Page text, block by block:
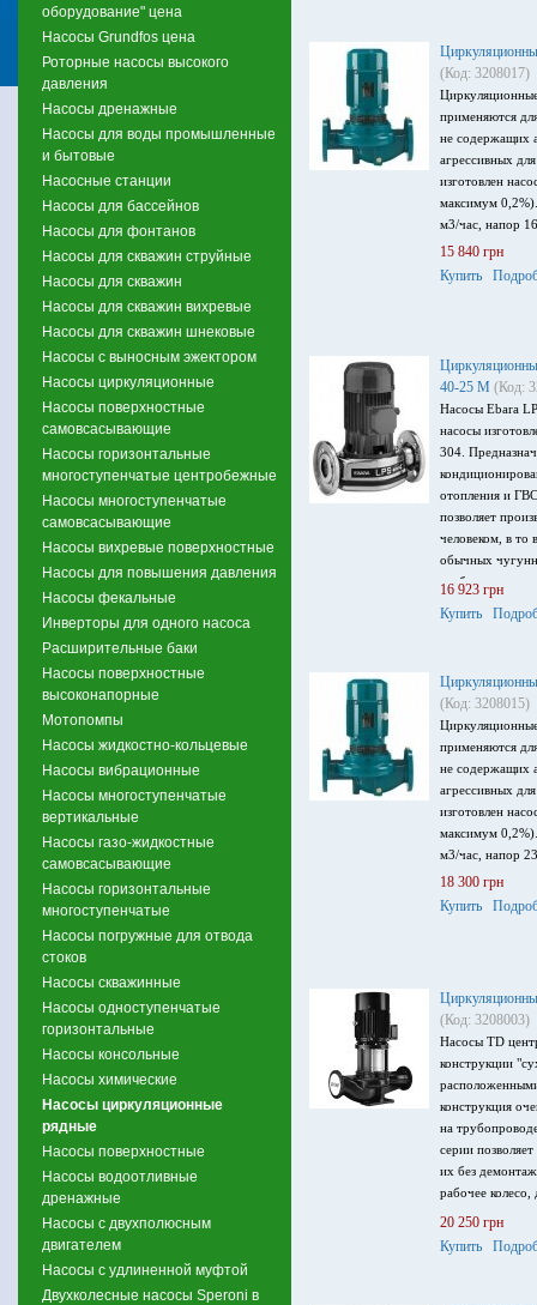
оборудование" цена
Насосы Grundfos цена
Роторные насосы высокого
давления
Насосы дренажные
Насосы для воды промышленные
и бытовые
Насосные станции
Насосы для бассейнов
Насосы для фонтанов
Насосы для скважин струйные
Насосы для скважин
Насосы для скважин вихревые
Насосы для скважин шнековые
Насосы с выносным эжектором
Насосы циркуляционные
Насосы поверхностные
самовсасывающие
Насосы горизонтальные
многоступенчатые центробежные
Насосы многоступенчатые
самовсасывающие
Насосы вихревые поверхностные
Насосы для повышения давления
Насосы фекальные
Инверторы для одного насоса
Расширительные баки
Насосы поверхностные
высоконапорные
Мотопомпы
Насосы жидкостно-кольцевые
Насосы вибрационные
Насосы многоступенчатые
вертикальные
Насосы газо-жидкостные
самовсасывающие
Насосы горизонтальные
многоступенчатые
Насосы погружные для отвода
стоков
Насосы скважинные
Насосы одноступенчатые
горизонтальные
Насосы консольные
Насосы химические
Насосы циркуляционные
рядные
Насосы поверхностные
Насосы водоотливные
дренажные
Насосы с двухполюсным
двигателем
Насосы с удлиненной муфтой
Двухколесные насосы Speroni в
(Код: 3208017)
применяются
не содержащих
агрессивных
изготовлен
максимум
м3/час, напор
15 840 грн
Купить
40-25 M (Код:
Насосы Ebara
насосы
304.
отопления и
позволяет
человеком, в то
обычных
требуется
оборудование.
16 923 грн
Купить
(Код: 3208015)
применяются
не содержащих
агрессивных
изготовлен
максимум
м3/час, напор
18 300 грн
Купить
(Код: 3208003)
Насосы TD
конструкции
конструкция
на
серии
их без
рабочее колесо,
максимальный
напряжение
20 250 грн
Купить